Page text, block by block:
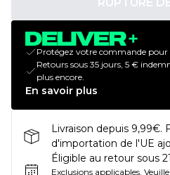
Protégez votre commande pour
Retours sous 35 jours, 5 €
plus encore.
En savoir plus
Livraison depuis 9,99€.
d'importation de l'UE
Éligible au retour sous
Exclusions applicables.